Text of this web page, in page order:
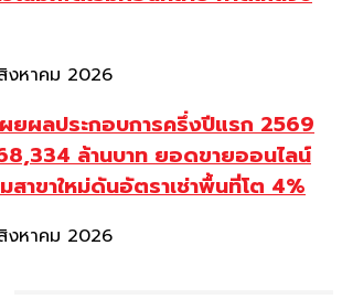
งหาคม 2026
ยผลประกอบการครึ่งปีแรก 2569
ล้านบาท ยอดขายออนไลน์
สาขาใหม่ดันอัตราเช่าพื้นที่โต 4%
งหาคม 2026